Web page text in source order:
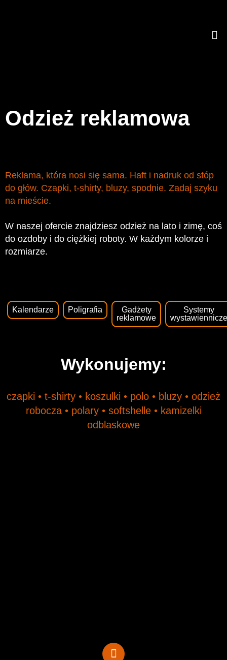
Odzież reklamowa
Reklama, która nosi się sama. Haft i nadruk od stóp
do głów. Czapki, t-shirty, bluzy, spodnie. Zadaj szyku
na mieście.
W naszej ofercie znajdziesz odzież na lato i zimę, coś
do ozdoby i do ciężkiej roboty. W każdym kolorze i
rozmiarze.
Kalendarze Poligrafia
Gadżety
reklamowe
Systemy
wystawiennicze
Wykonujemy:
czapki • t-shirty • koszulki • polo • bluzy • odzież
robocza • polary • softshelle • kamizelki
odblaskowe